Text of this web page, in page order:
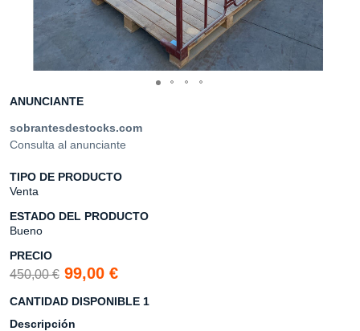
ANUNCIANTE
sobrantesdestocks.com
Consulta al anunciante
TIPO DE PRODUCTO
Venta
ESTADO DEL PRODUCTO
Bueno
PRECIO
450,00 € 99,00 €
CANTIDAD DISPONIBLE 1
Descripción